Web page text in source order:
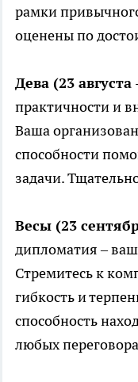
рамки
оценены по
Дева (23
практичности и
Ваша
способности
задачи.
Весы (23
дипломатия –
Стремитесь к
гибкость и
способность
любых